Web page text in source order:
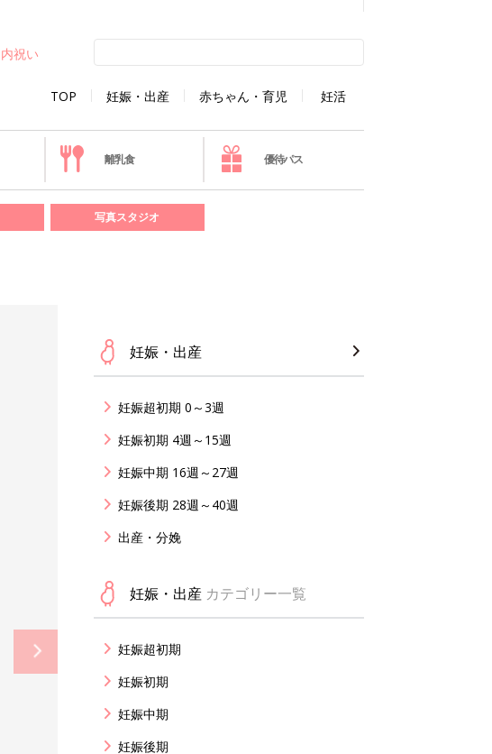
TOP 妊娠・出産 赤ちゃん・育児 妊活
内祝い
離乳食 優待パス
写真スタジオ
妊娠・出産
妊娠超初期 0～3週
妊娠初期 4週～15週
妊娠中期 16週～27週
妊娠後期 28週～40週
出産・分娩
妊娠・出産 カテゴリー一覧
妊娠超初期
妊娠初期
妊娠中期
妊娠後期